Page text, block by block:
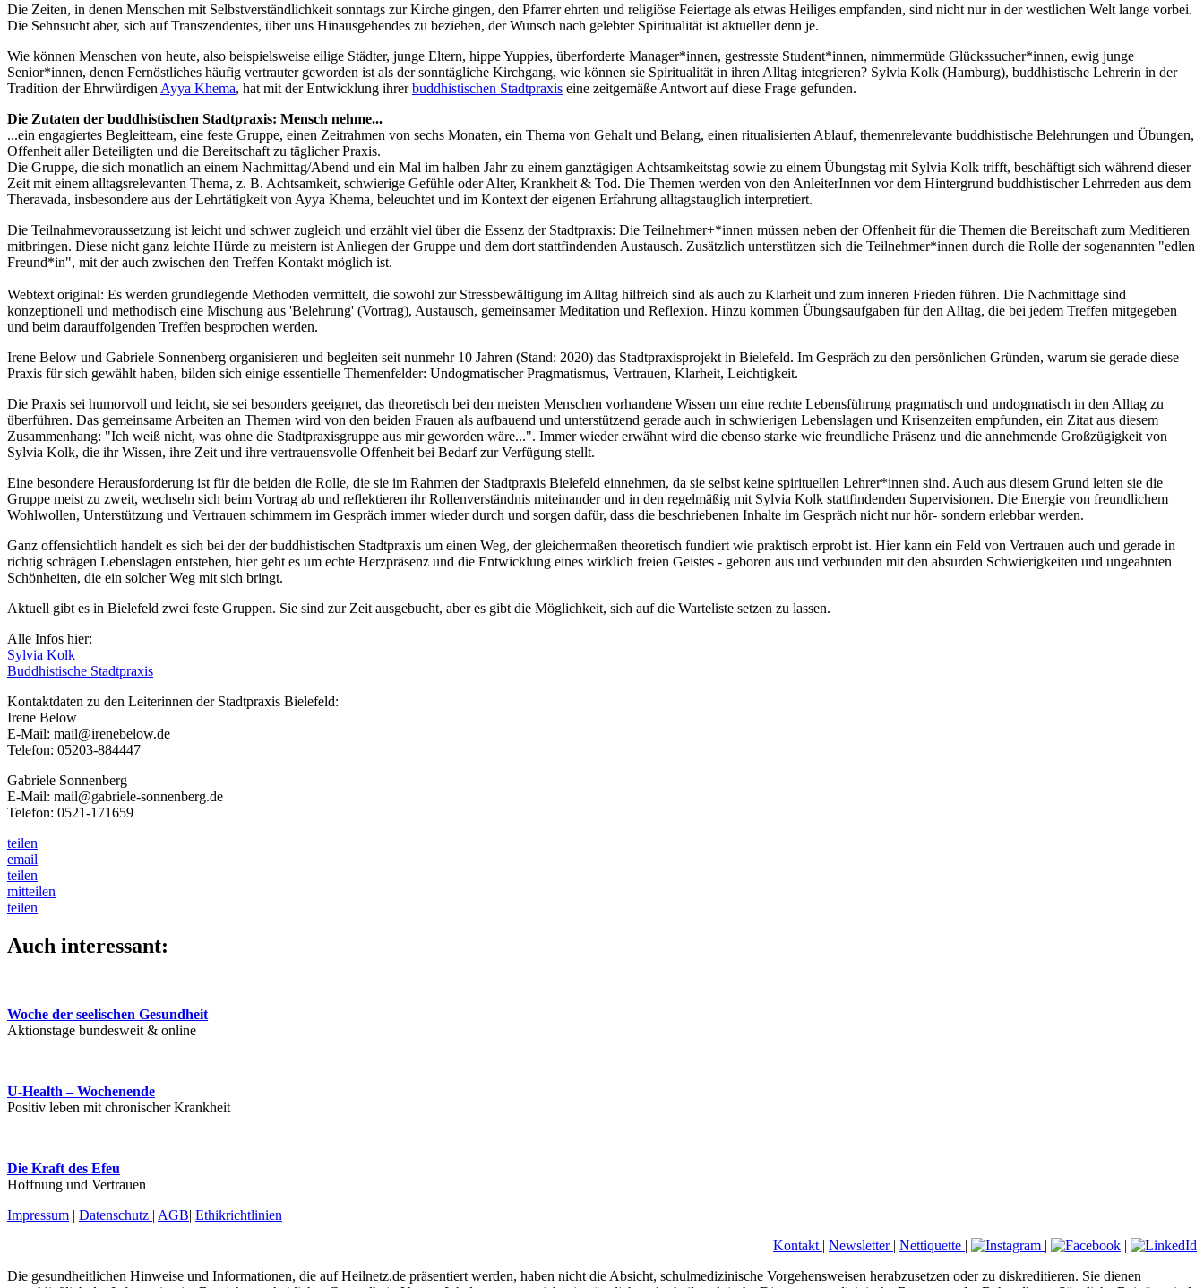
Die Zeiten, in denen Menschen mit Selbstverständlichkeit sonntags zur Kirche gingen, den Pfarrer ehrten und religiöse Feiertage als etwas Heiliges empfanden, sind nicht nur in der westlichen Welt lange vorbei.
Die Sehnsucht aber, sich auf Transzendentes, über uns Hinausgehendes zu beziehen, der Wunsch nach gelebter Spiritualität ist aktueller denn je.
Wie können Menschen von heute, also beispielsweise eilige Städter, junge Eltern, hippe Yuppies, überforderte Manager*innen, gestresste Student*innen, nimmermüde Glückssucher*innen, ewig junge
Senior*innen, denen Fernöstliches häufig vertrauter geworden ist als der sonntägliche Kirchgang, wie können sie Spiritualität in ihren Alltag integrieren? Sylvia Kolk (Hamburg), buddhistische Lehrerin in der
Tradition der Ehrwürdigen Ayya Khema, hat mit der Entwicklung ihrerbuddhistischen Stadtpraxis eine zeitgemäße Antwort auf diese Frage gefunden.
Die Zutaten der buddhistischen Stadtpraxis: Mensch nehme...
...ein engagiertes Begleitteam, eine feste Gruppe, einen Zeitrahmen von sechs Monaten, ein Thema von Gehalt und Belang, einen ritualisierten Ablauf, themenrelevante buddhistische Belehrungen und Übungen,
Offenheit aller Beteiligten und die Bereitschaft zu täglicher Praxis.
Die Gruppe, die sich monatlich an einem Nachmittag/Abend und ein Mal im halben Jahr zu einem ganztägigen Achtsamkeitstag sowie zu einem Übungstag mit Sylvia Kolk trifft, beschäftigt sich während dieser
Zeit mit einem alltagsrelevanten Thema, z. B. Achtsamkeit, schwierige Gefühle oder Alter, Krankheit & Tod. Die Themen werden von den AnleiterInnen vor dem Hintergrund buddhistischer Lehrreden aus dem
Theravada, insbesondere aus der Lehrtätigkeit von Ayya Khema, beleuchtet und im Kontext der eigenen Erfahrung alltagstauglich interpretiert.
Die Teilnahmevoraussetzung ist leicht und schwer zugleich und erzählt viel über die Essenz der Stadtpraxis: Die Teilnehmer+*innen müssen neben der Offenheit für die Themen die Bereitschaft zum Meditieren
mitbringen. Diese nicht ganz leichte Hürde zu meistern ist Anliegen der Gruppe und dem dort stattfindenden Austausch. Zusätzlich unterstützen sich die Teilnehmer*innen durch die Rolle der sogenannten "edlen
Freund*in", mit der auch zwischen den Treffen Kontakt möglich ist.
Webtext original: Es werden grundlegende Methoden vermittelt, die sowohl zur Stressbewältigung im Alltag hilfreich sind als auch zu Klarheit und zum inneren Frieden führen. Die Nachmittage sind
konzeptionell und methodisch eine Mischung aus 'Belehrung' (Vortrag), Austausch, gemeinsamer Meditation und Reflexion. Hinzu kommen Übungsaufgaben für den Alltag, die bei jedem Treffen mitgegeben
und beim darauffolgenden Treffen besprochen werden.
Irene Below und Gabriele Sonnenberg organisieren und begleiten seit nunmehr 10 Jahren (Stand: 2020) das Stadtpraxisprojekt in Bielefeld. Im Gespräch zu den persönlichen Gründen, warum sie gerade diese
Praxis für sich gewählt haben, bilden sich einige essentielle Themenfelder: Undogmatischer Pragmatismus, Vertrauen, Klarheit, Leichtigkeit.
Die Praxis sei humorvoll und leicht, sie sei besonders geeignet, das theoretisch bei den meisten Menschen vorhandene Wissen um eine rechte Lebensführung pragmatisch und undogmatisch in den Alltag zu
überführen. Das gemeinsame Arbeiten an Themen wird von den beiden Frauen als aufbauend und unterstützend gerade auch in schwierigen Lebenslagen und Krisenzeiten empfunden, ein Zitat aus diesem
Zusammenhang: "Ich weiß nicht, was ohne die Stadtpraxisgruppe aus mir geworden wäre...". Immer wieder erwähnt wird die ebenso starke wie freundliche Präsenz und die annehmende Großzügigkeit von
Sylvia Kolk, die ihr Wissen, ihre Zeit und ihre vertrauensvolle Offenheit bei Bedarf zur Verfügung stellt.
Eine besondere Herausforderung ist für die beiden die Rolle, die sie im Rahmen der Stadtpraxis Bielefeld einnehmen, da sie selbst keine spirituellen Lehrer*innen sind. Auch aus diesem Grund leiten sie die
Gruppe meist zu zweit, wechseln sich beim Vortrag ab und reflektieren ihr Rollenverständnis miteinander und in den regelmäßig mit Sylvia Kolk stattfindenden Supervisionen. Die Energie von freundlichem
Wohlwollen, Unterstützung und Vertrauen schimmern im Gespräch immer wieder durch und sorgen dafür, dass die beschriebenen Inhalte im Gespräch nicht nur hör- sondern erlebbar werden.
Ganz offensichtlich handelt es sich bei der der buddhistischen Stadtpraxis um einen Weg, der gleichermaßen theoretisch fundiert wie praktisch erprobt ist. Hier kann ein Feld von Vertrauen auch und gerade in
richtig schrägen Lebenslagen entstehen, hier geht es um echte Herzpräsenz und die Entwicklung eines wirklich freien Geistes - geboren aus und verbunden mit den absurden Schwierigkeiten und ungeahnten
Schönheiten, die ein solcher Weg mit sich bringt.
Aktuell gibt es in Bielefeld zwei feste Gruppen. Sie sind zur Zeit ausgebucht, aber es gibt die Möglichkeit, sich auf die Warteliste setzen zu lassen.
Alle Infos hier:
Sylvia Kolk
Buddhistische Stadtpraxis
Kontaktdaten zu den Leiterinnen der Stadtpraxis Bielefeld:
Irene Below
E-Mail: mail@irenebelow.de
Telefon: 05203-884447
Gabriele Sonnenberg
E-Mail: mail@gabriele-sonnenberg.de
Telefon: 0521-171659
teilen
email
teilen
mitteilen
teilen
Auch interessant:
Woche der seelischen Gesundheit
Aktionstage bundesweit & online
U-Health – Wochenende
Positiv leben mit chronischer Krankheit
Die Kraft des Efeu
Hoffnung und Vertrauen
Impressum | Datenschutz | AGB| Ethikrichtlinien
Kontakt | Newsletter | Nettiquette | |
|
Die gesundheitlichen Hinweise und Informationen, die auf Heilnetz.de präsentiert werden, haben nicht die Absicht, schulmedizinische Vorgehensweisen herabzusetzen oder zu diskreditieren. Sie dienen